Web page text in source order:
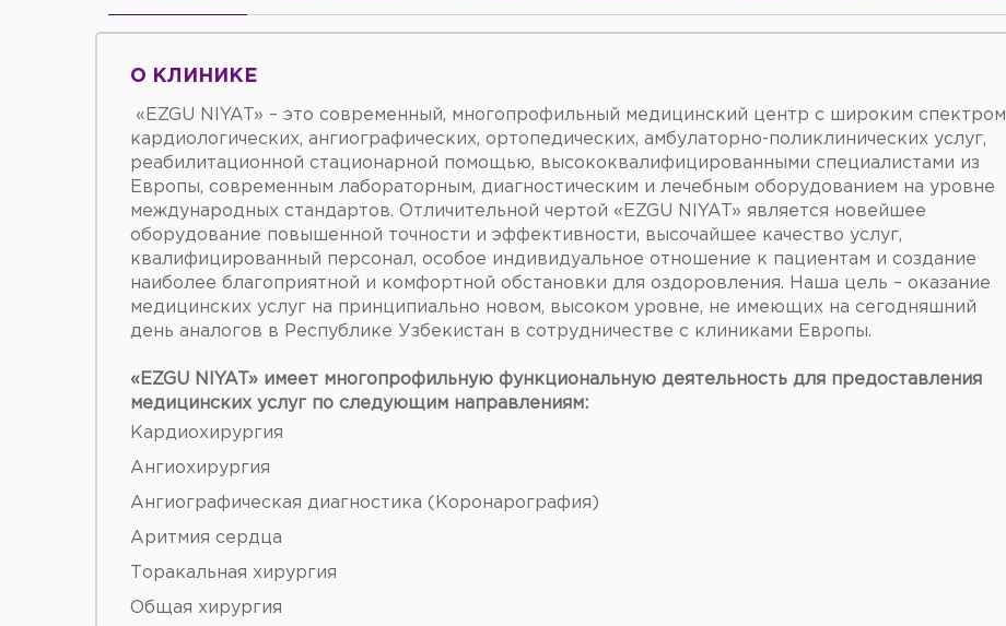
О КЛИНИКЕ
«EZGU NIYAT» – это современный, многопрофильный медицинский центр с широким спектром
кардиологических, ангиографических, ортопедических, амбулаторно-поликлинических услуг,
реабилитационной стационарной помощью, высококвалифицированными специалистами из
Европы, современным лабораторным, диагностическим и лечебным оборудованием на уровне
международных стандартов. Отличительной чертой «EZGU NIYAT» является новейшее
оборудование повышенной точности и эффективности, высочайшее качество услуг,
квалифицированный персонал, особое индивидуальное отношение к пациентам и создание
наиболее благоприятной и комфортной обстановки для оздоровления. Наша цель – оказание
медицинских услуг на принципиально новом, высоком уровне, не имеющих на сегодняшний
день аналогов в Республике Узбекистан в сотрудничестве с клиниками Европы.
«EZGU NIYAT» имеет многопрофильную функциональную деятельность для предоставления
медицинских услуг по следующим направлениям:
Кардиохирургия
Ангиохирургия
Ангиографическая диагностика (Коронарография)
Аритмия сердца
Торакальная хирургия
Общая хирургия